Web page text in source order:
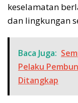
keselamatan
dan lingkungan
Baca Juga:
Pelaku
Ditangkap